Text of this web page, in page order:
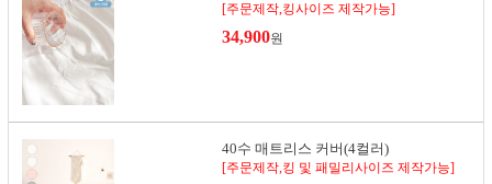
[주문제작,킹사이즈 제작가능]
34,900원
40수 매트리스 커버(4컬러)
[주문제작,킹 및 패밀리사이즈 제작가능]